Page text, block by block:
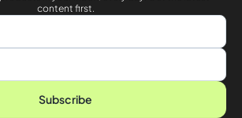
content first.
Subscribe